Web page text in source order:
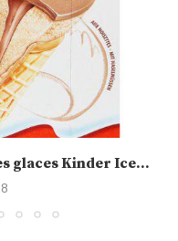
: idée cadeau,...